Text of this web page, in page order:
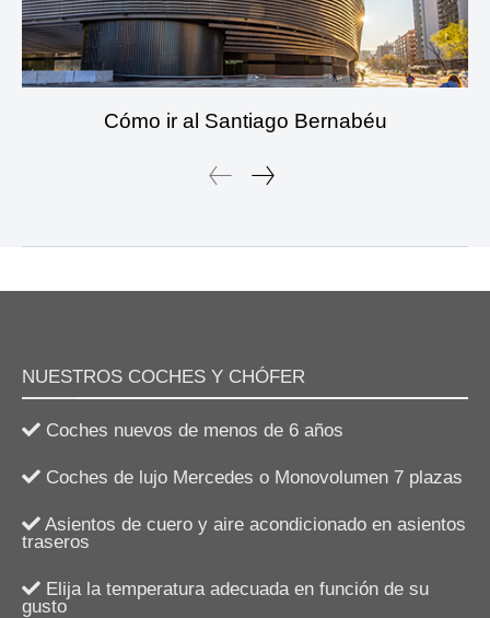
Cómo ir al Santiago Bernabéu
NUESTROS COCHES Y CHÓFER
Coches nuevos de menos de 6 años
Coches de lujo Mercedes o Monovolumen 7 plazas
Asientos de cuero y aire acondicionado en asientos
traseros
Elija la temperatura adecuada en función de su
gusto